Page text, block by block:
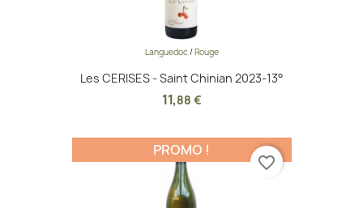
Languedoc/Rouge
Les CERISES - Saint Chinian 2023-13°
11,88 €
PROMO !
favorite_border